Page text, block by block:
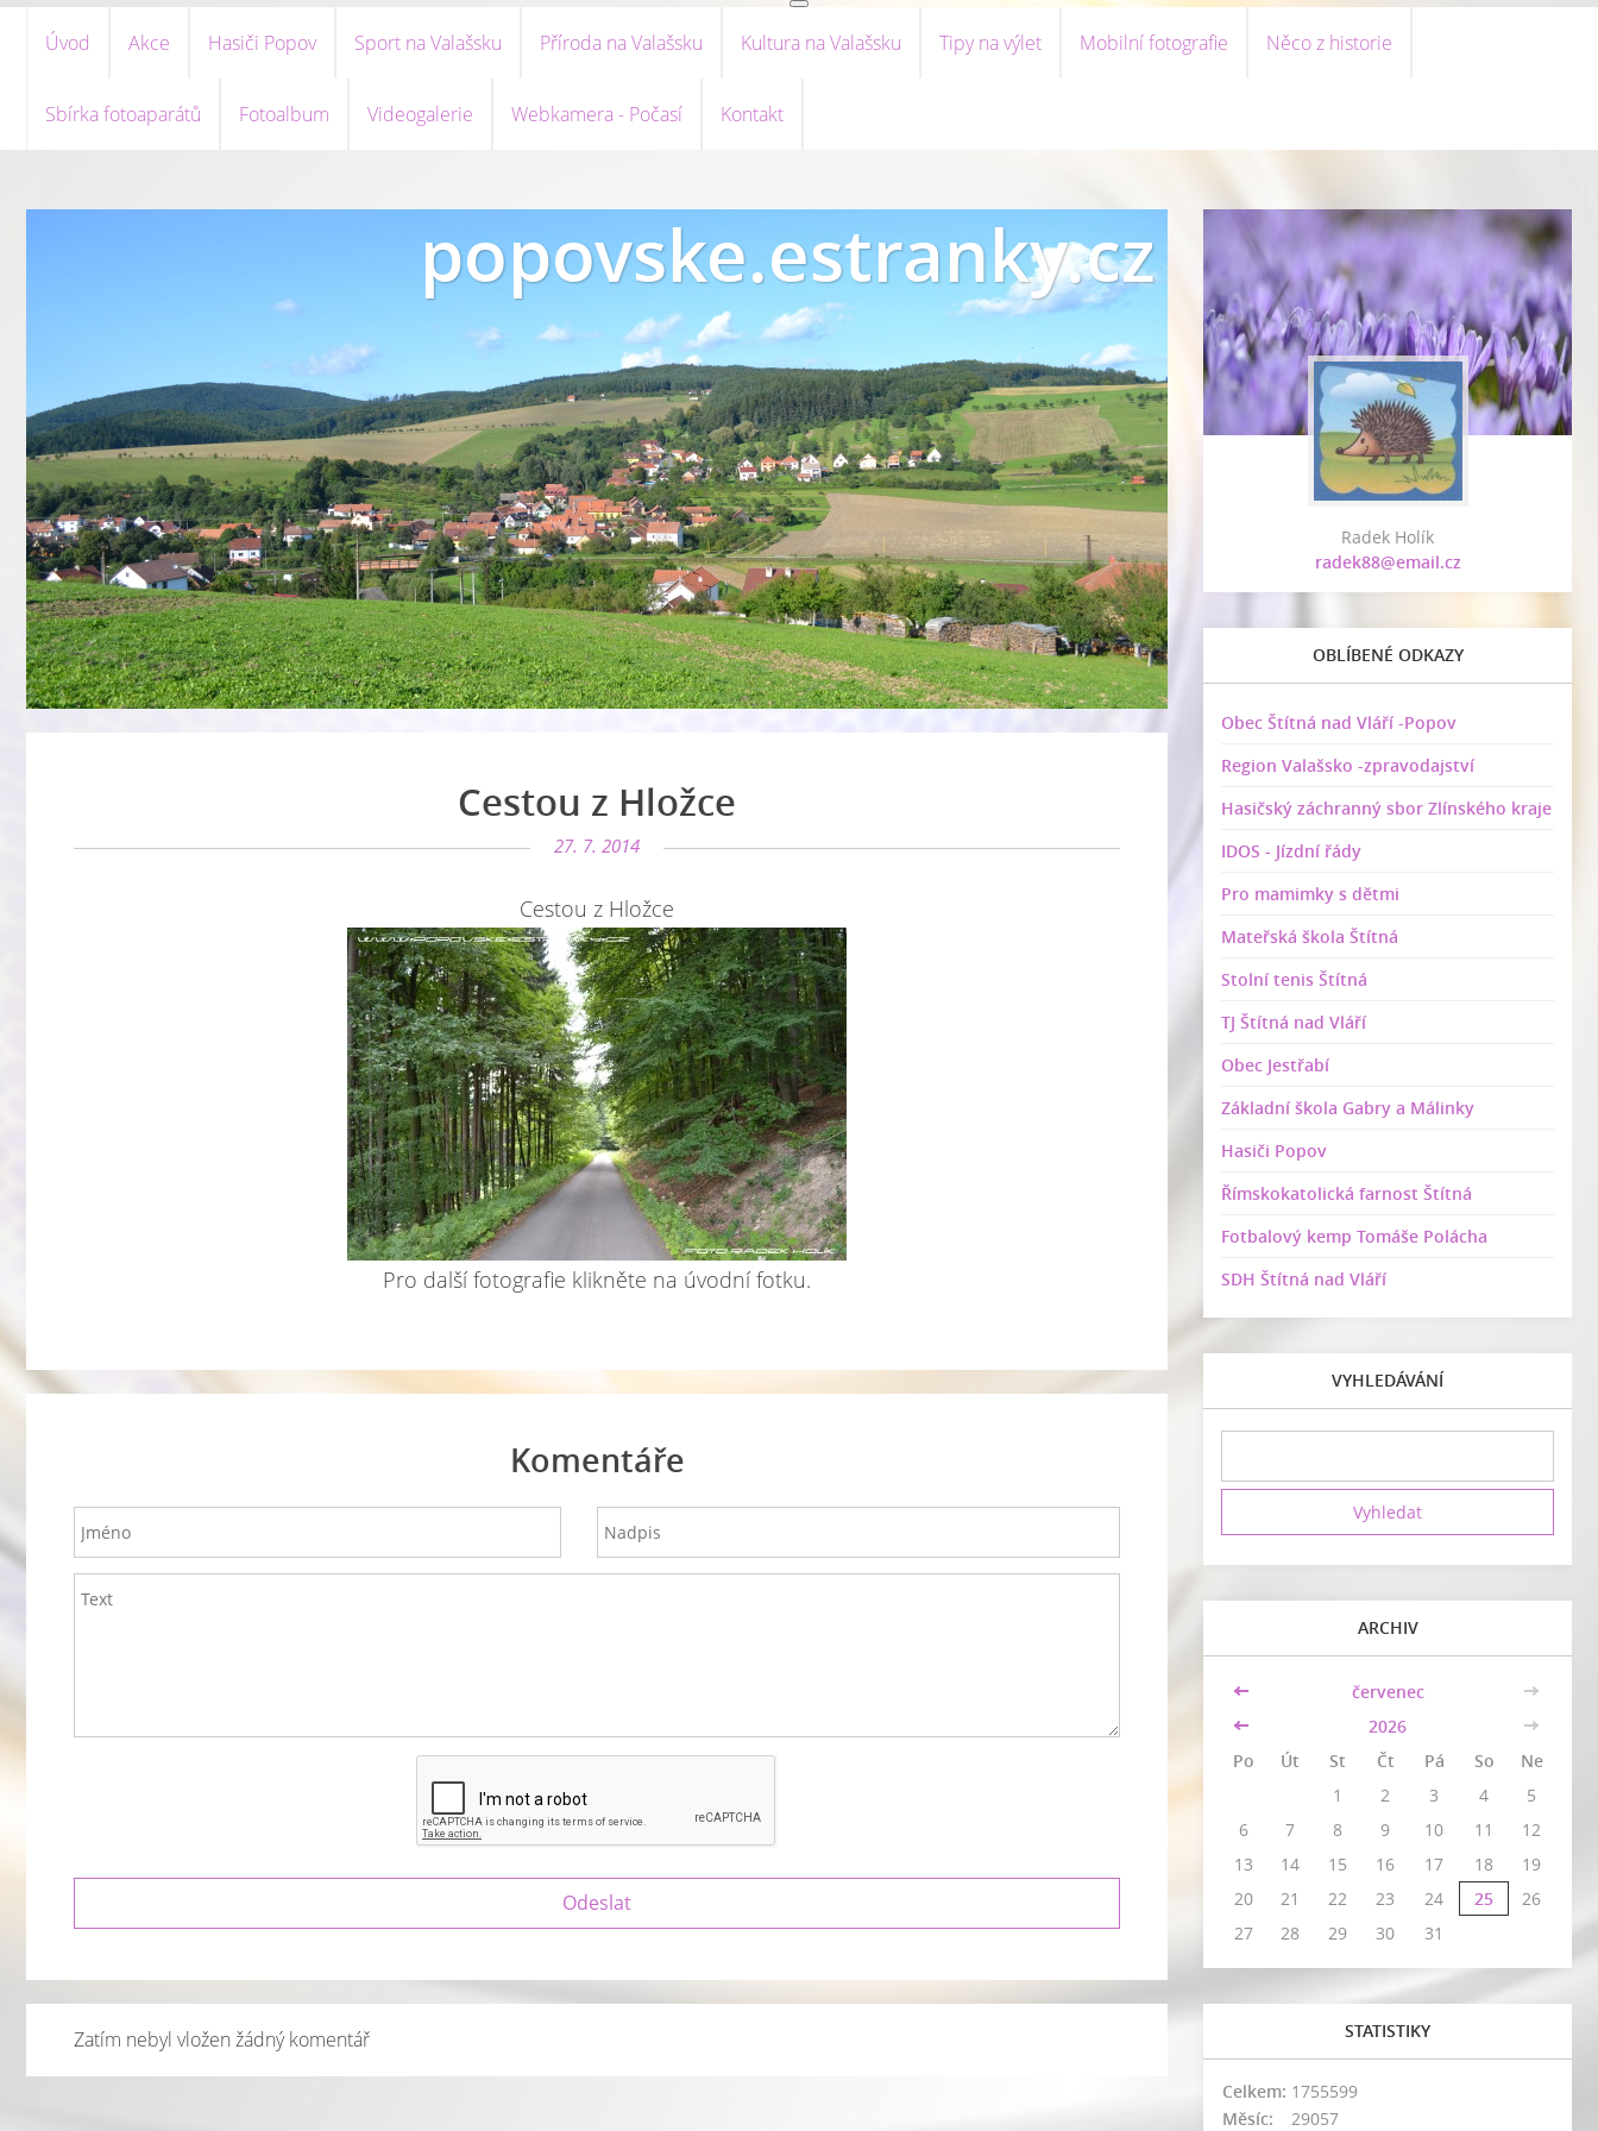
Úvod Akce Hasiči Popov Sport na Valašsku Příroda na Valašsku Kultura na Valašsku Tipy na výlet Mobilní fotografie Něco z historie
Sbírka fotoaparátů Fotoalbum Videogalerie Webkamera - Počasí Kontakt
popovske.estranky.cz
Cestou z Hložce
27. 7. 2014
Cestou z Hložce
Pro další fotografie klikněte na úvodní fotku.
Komentáře
Zatím nebyl vložen žádný komentář
Radek Holík
radek88@email.cz
OBLÍBENÉ ODKAZY
Obec Štítná nad Vláří -Popov
Region Valašsko -zpravodajství
Hasičský záchranný sbor Zlínského kraje
IDOS - Jízdní řády
Pro mamimky s dětmi
Mateřská škola Štítná
Stolní tenis Štítná
TJ Štítná nad Vláří
Obec Jestřabí
Základní škola Gabry a Málinky
Hasiči Popov
Římskokatolická farnost Štítná
Fotbalový kemp Tomáše Polácha
SDH Štítná nad Vláří
VYHLEDÁVÁNÍ
ARCHIV
<< červenec
>>
<<
2026
>>
Po
Út St Čt Pá So
Ne
1
2 3 4
5
6
7 8 9 10 11
12
13
14 15 16 17 18
19
20
21 22 23 24 25
26
27
28 29 30 31
STATISTIKY
Celkem: 1755599
Měsíc:
29057